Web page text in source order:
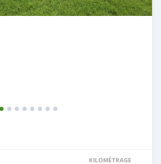
KILOMÉTRAGE